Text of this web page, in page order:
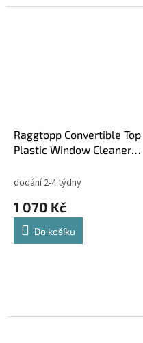
Raggtopp Convertible Top
Plastic Window Cleaner
dodání 2-4 týdny
1 070 Kč
Do košíku